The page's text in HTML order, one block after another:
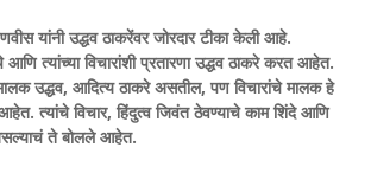
यांनी उद्धव ठाकरेंवर जोरदार टीका केली आहे.
आणि त्यांच्या विचारांशी प्रतारणा उद्धव ठाकरे करत आहेत.
मालक उद्धव, आदित्य ठाकरे असतील, पण विचारांचे मालक हे
त्यांचे विचार, हिंदुत्व जिवंत ठेवण्याचे काम शिंदे आणि
ते बोलले आहेत.